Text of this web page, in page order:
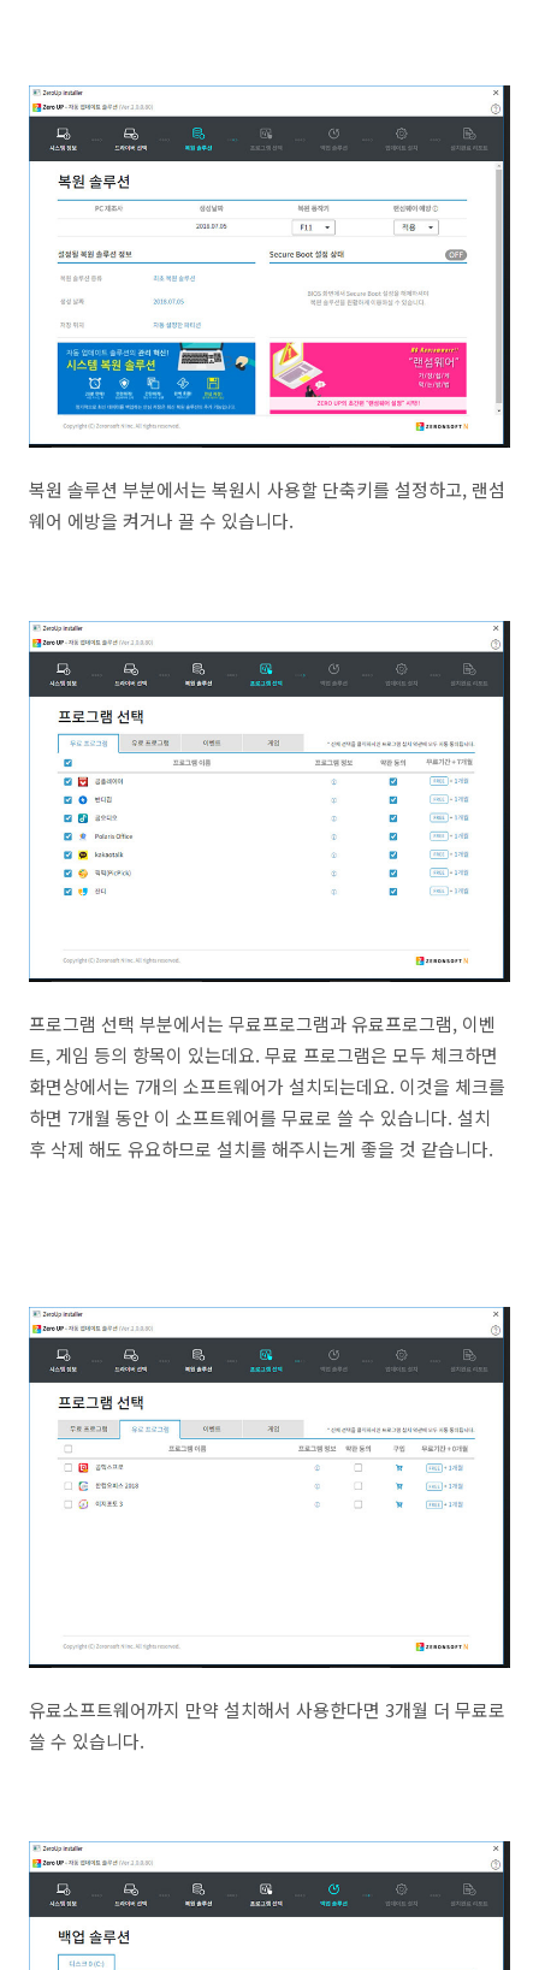
복원 솔루션 부분에서는 복원시 사용할 단축키를 설정하고, 랜섬
웨어 에방을 켜거나 끌 수 있습니다.
프로그램 선택 부분에서는 무료프로그램과 유료프로그램, 이벤
트, 게임 등의 항목이 있는데요. 무료 프로그램은 모두 체크하면
화면상에서는 7개의 소프트웨어가 설치되는데요. 이것을 체크를
하면 7개월 동안 이 소프트웨어를 무료로 쓸 수 있습니다. 설치
후 삭제 해도 유요하므로 설치를 해주시는게 좋을 것 같습니다.
유료소프트웨어까지 만약 설치해서 사용한다면 3개월 더 무료로
쓸 수 있습니다.